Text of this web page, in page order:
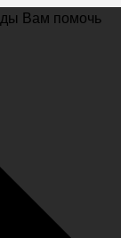
Вам помочь